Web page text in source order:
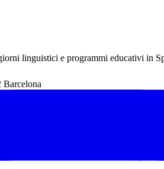
linguistici e programmi educativi in
Barcelona